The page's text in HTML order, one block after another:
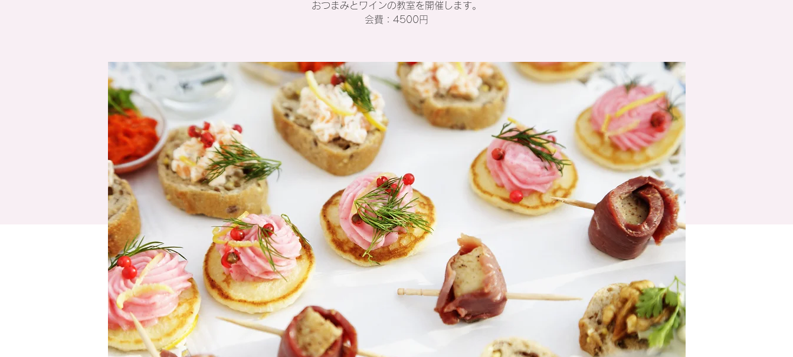
おつまみとワインの教室を開催します。
会費：4500円